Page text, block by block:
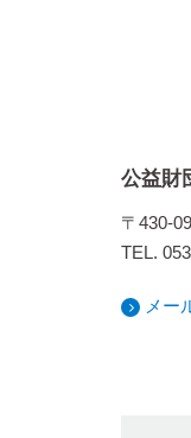
公益財
〒430-
TEL.
メー